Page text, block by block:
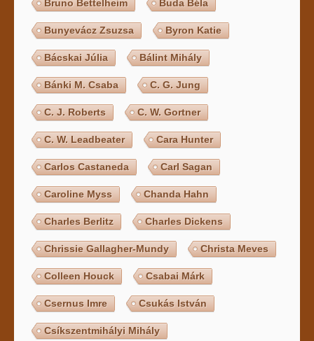
Bruno Bettelheim Buda Béla
Bunyevácz Zsuzsa Byron Katie
Bácskai Júlia Bálint Mihály
Bánki M. Csaba C. G. Jung
C. J. Roberts C. W. Gortner
C. W. Leadbeater Cara Hunter
Carlos Castaneda Carl Sagan
Caroline Myss Chanda Hahn
Charles Berlitz Charles Dickens
Chrissie Gallagher-Mundy Christa Meves
Colleen Houck Csabai Márk
Csernus Imre Csukás István
Csíkszentmihályi Mihály